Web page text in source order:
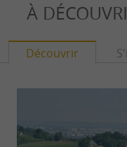
À
Découvrir